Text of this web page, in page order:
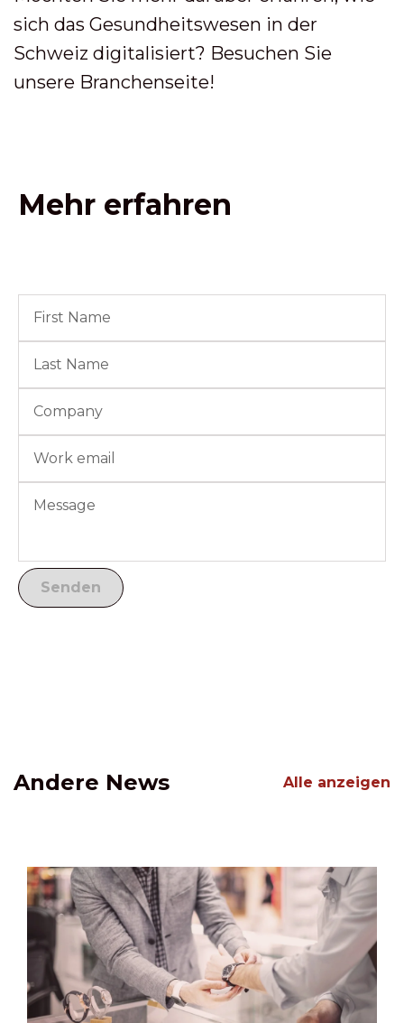
sich das Gesundheitswesen in der
Schweiz digitalisiert? Besuchen Sie
unsere Branchenseite!
Mehr erfahren
Andere News Alle anzeigen